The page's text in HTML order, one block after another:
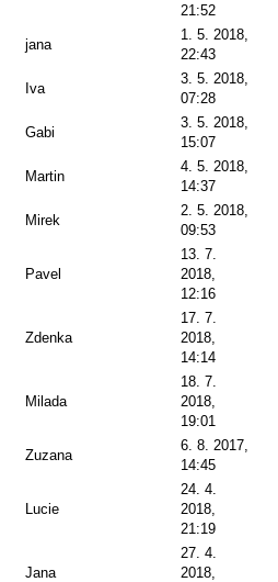
21:52
jana
1. 5. 2018,
22:43
Iva
3. 5. 2018,
07:28
Gabi
3. 5. 2018,
15:07
Martin
4. 5. 2018,
14:37
Mirek
2. 5. 2018,
09:53
Pavel
13. 7.
2018,
12:16
Zdenka
17. 7.
2018,
14:14
Milada
18. 7.
2018,
19:01
Zuzana
6. 8. 2017,
14:45
Lucie
24. 4.
2018,
21:19
Jana
27. 4.
2018,